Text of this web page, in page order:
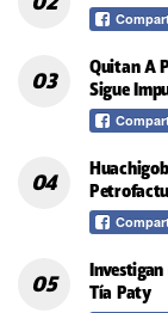
Quitan A
Sigue
Tía Paty